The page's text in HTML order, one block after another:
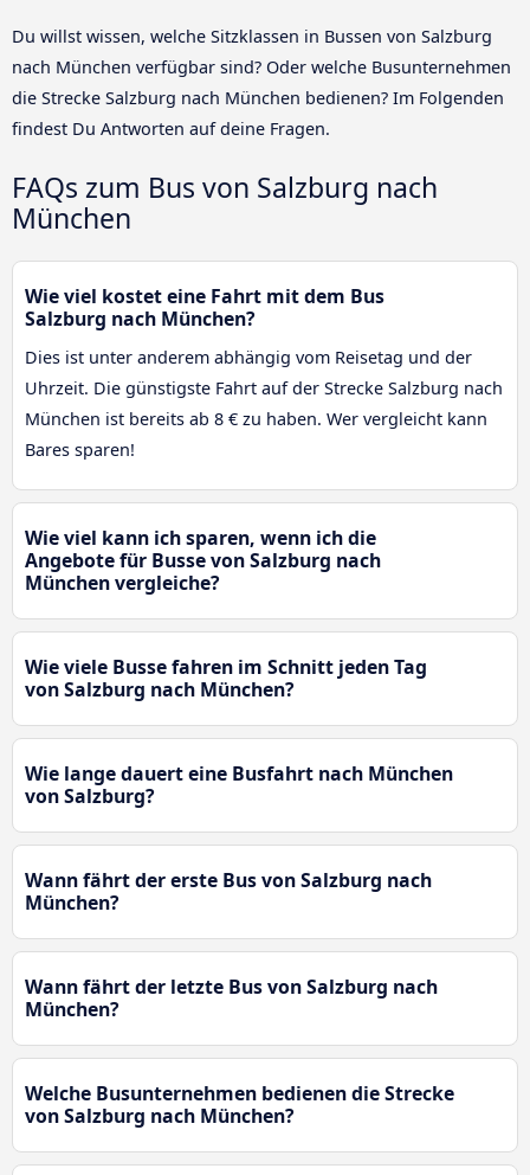
Du willst wissen, welche Sitzklassen in Bussen von Salzburg
nach München verfügbar sind? Oder welche Busunternehmen
die Strecke Salzburg nach München bedienen? Im Folgenden
findest Du Antworten auf deine Fragen.
FAQs zum Bus von Salzburg nach
München
Wie viel kostet eine Fahrt mit dem Bus
Salzburg nach München?
Dies ist unter anderem abhängig vom Reisetag und der
Uhrzeit. Die günstigste Fahrt auf der Strecke Salzburg nach
München ist bereits ab 8 € zu haben. Wer vergleicht kann
Bares sparen!
Wie viel kann ich sparen, wenn ich die
Angebote für Busse von Salzburg nach
München vergleiche?
Wie viele Busse fahren im Schnitt jeden Tag
von Salzburg nach München?
Wie lange dauert eine Busfahrt nach München
von Salzburg?
Wann fährt der erste Bus von Salzburg nach
München?
Wann fährt der letzte Bus von Salzburg nach
München?
Welche Busunternehmen bedienen die Strecke
von Salzburg nach München?